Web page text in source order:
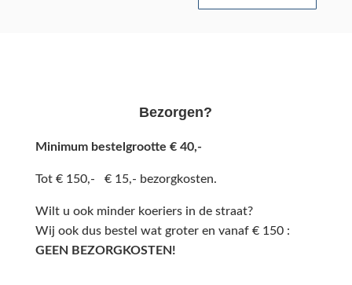
Bezorgen?
Minimum bestelgrootte € 40,-
Tot € 150,- € 15,- bezorgkosten.
Wilt u ook minder koeriers in de straat?
Wij ook dus bestel wat groter en vanaf € 150 :
GEEN BEZORGKOSTEN!